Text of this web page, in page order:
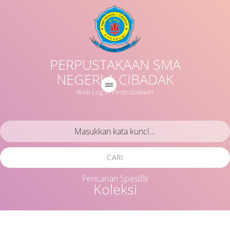
PERPUSTAKAAN SMA
NEGERI 1 CIBADAK
Web Log in Perpustakaan
Koleksi
CARI
Pencarian Spesifik